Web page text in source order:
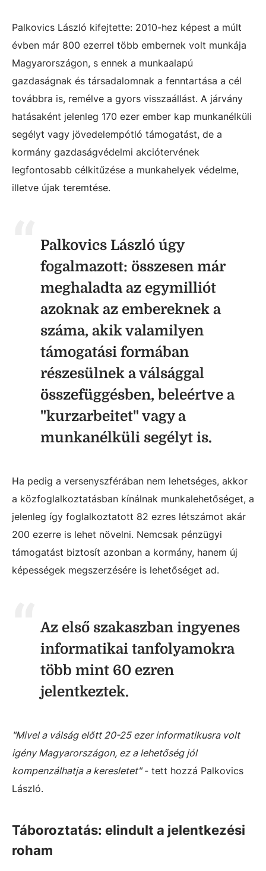
Palkovics László kifejtette: 2010-hez képest a múlt
évben már 800 ezerrel több embernek volt munkája
Magyarországon, s ennek a munkaalapú
gazdaságnak és társadalomnak a fenntartása a cél
továbbra is, remélve a gyors visszaállást. A járvány
hatásaként jelenleg 170 ezer ember kap munkanélküli
segélyt vagy jövedelempótló támogatást, de a
kormány gazdaságvédelmi akciótervének
legfontosabb célkitűzése a munkahelyek védelme,
illetve újak teremtése.
Palkovics László úgy
fogalmazott: összesen már
meghaladta az egymilliót
azoknak az embereknek a
száma, akik valamilyen
támogatási formában
részesülnek a válsággal
összefüggésben, beleértve a
"kurzarbeitet" vagy a
munkanélküli segélyt is.
Ha pedig a versenyszférában nem lehetséges, akkor
a közfoglalkoztatásban kínálnak munkalehetőséget, a
jelenleg így foglalkoztatott 82 ezres létszámot akár
200 ezerre is lehet növelni. Nemcsak pénzügyi
támogatást biztosít azonban a kormány, hanem új
képességek megszerzésére is lehetőséget ad.
Az első szakaszban ingyenes
informatikai tanfolyamokra
több mint 60 ezren
jelentkeztek.
"Mivel a válság előtt 20-25 ezer informatikusra volt
igény Magyarországon, ez a lehetőség jól
kompenzálhatja a keresletet"- tett hozzá Palkovics
László.
Táboroztatás: elindult a jelentkezési
roham